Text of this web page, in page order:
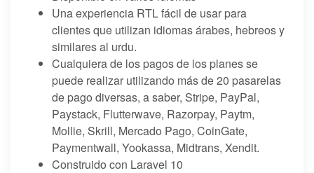
Una experiencia RTL fácil de usar para
clientes que utilizan idiomas árabes, hebreos y
similares al urdu.
Cualquiera de los pagos de los planes se
puede realizar utilizando más de 20 pasarelas
de pago diversas, a saber, Stripe, PayPal,
Paystack, Flutterwave, Razorpay, Paytm,
Mollie, Skrill, Mercado Pago, CoinGate,
Paymentwall, Yookassa, Midtrans, Xendit.
Construido con Laravel 10